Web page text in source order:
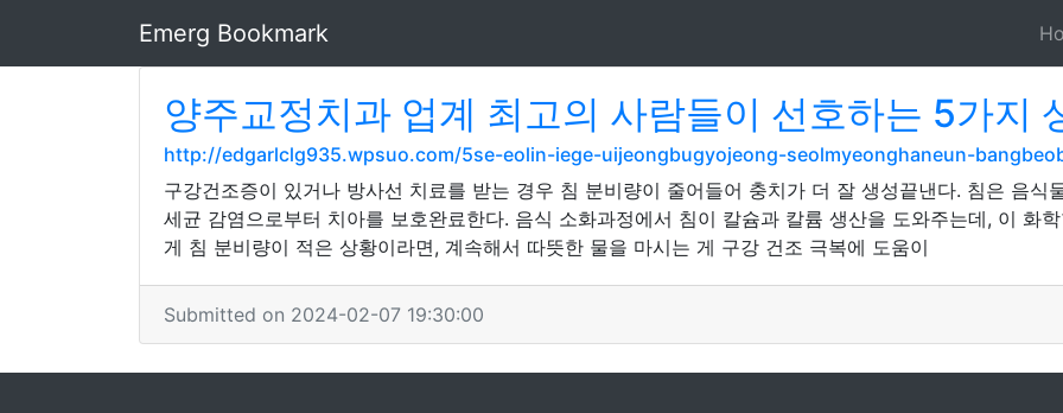
Emerg Bookmark
양주교정치과 업계 최고의 사람들이 선호하는 5가지
http://edgarlclg935.wpsuo.com/5se-eolin-iege-uijeongbugyojeong-seolmyeonghaneun-
구강건조증이 있거나 방사선 치료를 받는 경우 침 분비량이 줄어들어 충치가 더 잘 생성끝낸다. 침은 음식
세균 감염으로부터 치아를 보호완료한다. 음식 소화과정에서 침이 칼슘과 칼륨 생산을 도와주는데, 이 화
게 침 분비량이 적은 상황이라면, 계속해서 따뜻한 물을 마시는 게 구강 건조 극복에 도움이
Submitted on 2024-02-07 19:30:00